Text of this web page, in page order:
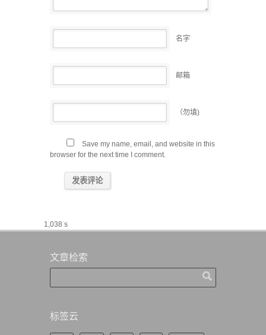
名字
邮箱
（勿填)
Save my name, email, and website in this
browser for the next time I comment.
1,038 s
文章检索
标签云